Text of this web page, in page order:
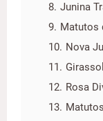
Junina
Matutos
Nova
Rosa